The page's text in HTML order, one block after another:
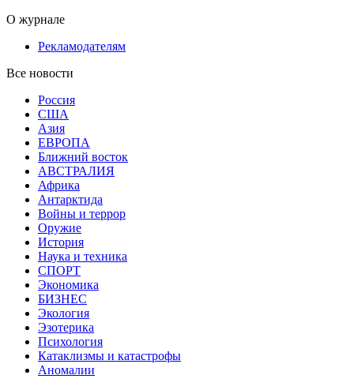
О журнале
Рекламодателям
Все новости
Россия
США
Азия
ЕВРОПА
Ближний восток
АВСТРАЛИЯ
Африка
Антарктида
Войны и террор
Оружие
История
Наука и техника
СПОРТ
Экономика
БИЗНЕС
Экология
Эзотерика
Психология
Катаклизмы и катастрофы
Аномалии